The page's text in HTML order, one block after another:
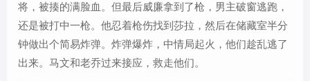
将，被揍的满脸血。但最后威廉拿到了枪，男主破窗逃跑，
还是被打中一枪。他忍着枪伤找到莎拉，然后在储藏室半分
钟做出个简易炸弹。炸弹爆炸，中情局起火，他们趁乱逃了
出来。马文和老乔过来接应，救走他们。